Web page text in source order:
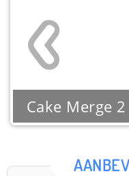
Cake Merge 2